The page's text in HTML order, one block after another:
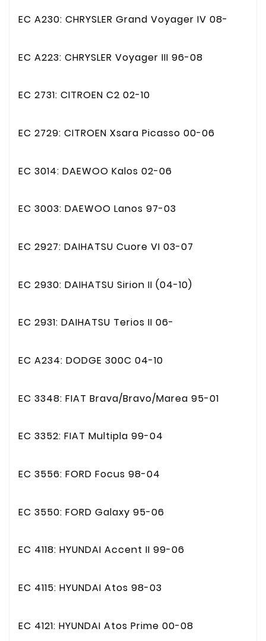
EC A230: CHRYSLER Grand Voyager IV 08-
EC A223: CHRYSLER Voyager III 96-08
EC 2731: CITROEN C2 02-10
EC 2729: CITROEN Xsara Picasso 00-06
EC 3014: DAEWOO Kalos 02-06
EC 3003: DAEWOO Lanos 97-03
EC 2927: DAIHATSU Cuore VI 03-07
EC 2930: DAIHATSU Sirion II (04-10)
EC 2931: DAIHATSU Terios II 06-
EC A234: DODGE 300C 04-10
EC 3348: FIAT Brava/Bravo/Marea 95-01
EC 3352: FIAT Multipla 99-04
EC 3556: FORD Focus 98-04
EC 3550: FORD Galaxy 95-06
EC 4118: HYUNDAI Accent II 99-06
EC 4115: HYUNDAI Atos 98-03
EC 4121: HYUNDAI Atos Prime 00-08